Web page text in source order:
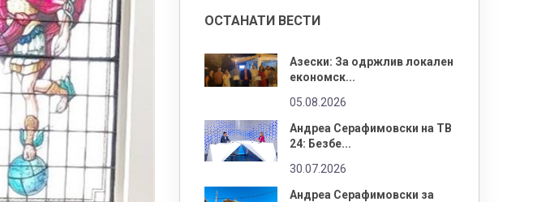
ОСТАНАТИ ВЕСТИ
Азески: За одржлив локален
економск...
05.08.2026
Андреа Серафимовски на ТВ
24: Безбе...
30.07.2026
Андреа Серафимовски за